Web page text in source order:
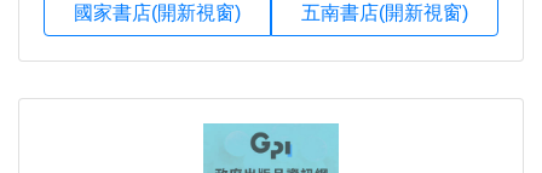
國家書店(開新視窗) 五南書店(開新視窗)